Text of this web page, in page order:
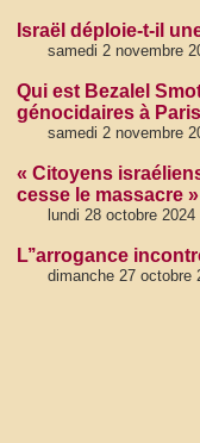
Israël déploie-t-il
samedi 2 novembre
Qui est Bezalel
génocidaires à
samedi 2 novembre
« Citoyens
cesse le massacre »
lundi 28 octobre 2024
L’’arrogance
dimanche 27 octobre